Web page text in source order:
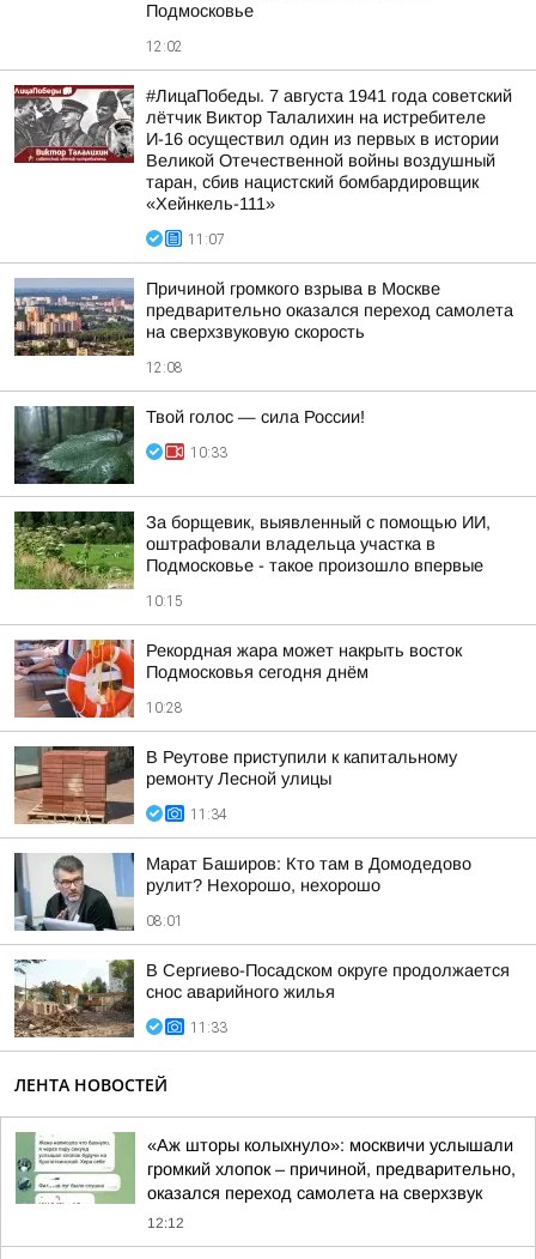
Подмосковье
12:02
#ЛицаПобеды. 7 августа 1941 года советский
лётчик Виктор Талалихин на истребителе
И-16 осуществил один из первых в истории
Великой Отечественной войны воздушный
таран, сбив нацистский бомбардировщик
«Хейнкель-111»
11:07
Причиной громкого взрыва в Москве
предварительно оказался переход самолета
на сверхзвуковую скорость
12:08
Твой голос — сила России!
10:33
За борщевик, выявленный с помощью ИИ,
оштрафовали владельца участка в
Подмосковье - такое произошло впервые
10:15
Рекордная жара может накрыть восток
Подмосковья сегодня днём
10:28
В Реутове приступили к капитальному
ремонту Лесной улицы
11:34
Марат Баширов: Кто там в Домодедово
рулит? Нехорошо, нехорошо
08:01
В Сергиево-Посадском округе продолжается
снос аварийного жилья
11:33
ЛЕНТА НОВОСТЕЙ
«Аж шторы колыхнуло»: москвичи услышали
громкий хлопок – причиной, предварительно,
оказался переход самолета на сверхзвук
12:12